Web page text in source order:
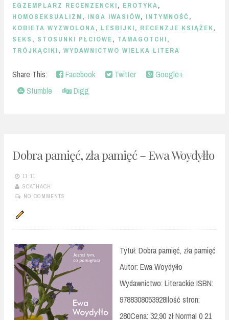
EGZEMPLARZ RECENZENCKI, EROTYKA,
HOMOSEKSUALIZM, INGA IWASIÓW, INTYMNOŚĆ ,
KOBIETA WYZWOLONA, LESBIJKI, RECENZJE KSIĄŻEK,
SEKS , STOSUNKI PŁCIOWE, TAMAGOTCHI,
TRÓJKĄCIKI, WYDAWNICTWO WIELKA LITERA
Share This: Facebook Twitter
Google+
Stumble
Digg
Dobra pamięć, zła pamięć – Ewa Woydyłło
11:11
SCATHACH
NO COMMENTS
Tytuł: Dobra pamięć, zła pamięć
Autor: Ewa Woydyłło
Wydawnictwo: Literackie ISBN:
9788308053928Ilość stron:
280Cena: 32,90 zł Normal 0 21